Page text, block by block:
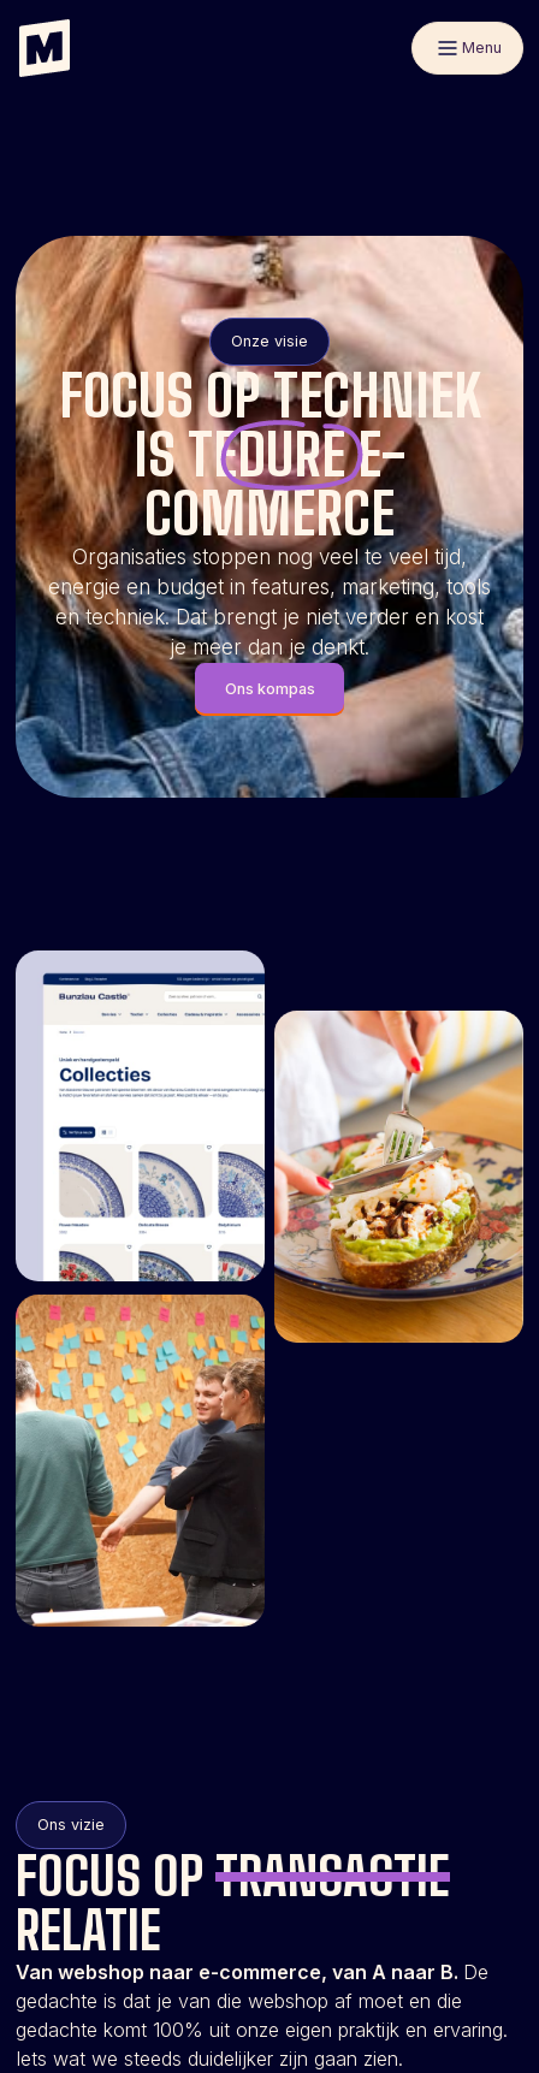
Menu
Onze visie
FOCUS OP TECHNIEK
IS TEDUREE-
COMMERCE
Organisaties stoppen nog veel te veel tijd,
energie en budget in features, marketing, tools
en techniek. Dat brengt je niet verder en kost
je meer dan je denkt.
Ons kompas
Ons vizie
FOCUS OP TRANSACTIE
RELATIE
Van webshop naar e-commerce, van A naar B. De
gedachte is dat je van die webshop af moet en die
gedachte komt 100% uit onze eigen praktijk en ervaring.
Iets wat we steeds duidelijker zijn gaan zien.